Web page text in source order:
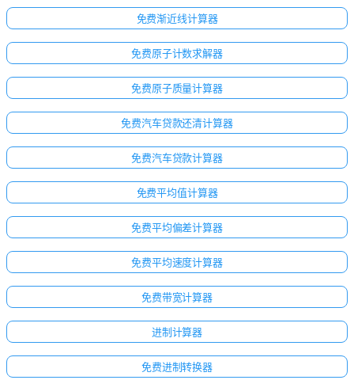
免费渐近线计算器
免费原子计数求解器
免费原子质量计算器
免费汽车贷款还清计算器
免费汽车贷款计算器
免费平均值计算器
免费平均偏差计算器
免费平均速度计算器
免费带宽计算器
进制计算器
免费进制转换器